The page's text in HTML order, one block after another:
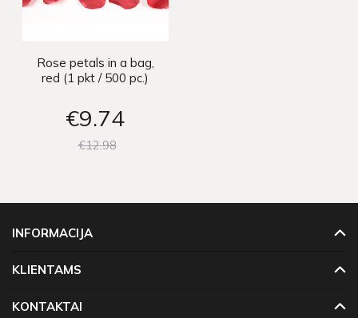
Rose petals in a bag,
red (1 pkt / 500 pc.)
€9 74
€1298
INFORMACIJA
KLIENTAMS
KONTAKTAI